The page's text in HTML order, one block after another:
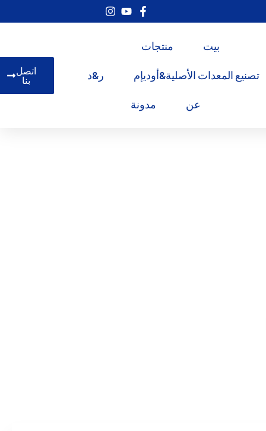
بيت منتجات
تصنيع المعدات الأصلية&أوديإم ر&د
عن مدونة
اتصل
بنا